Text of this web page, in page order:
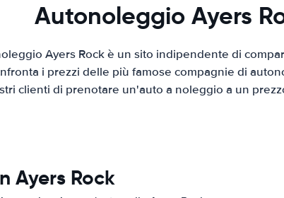
Autonoleggio Ayers
Ayers Rock è un sito indipendente di
i prezzi delle più famose compagnie di
clienti di prenotare un'auto a noleggio a un
Ayers Rock